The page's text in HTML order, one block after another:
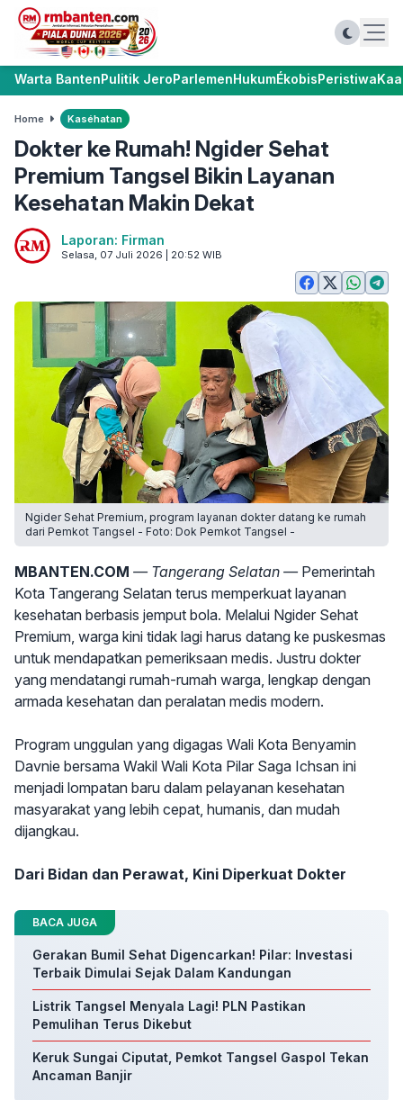
Warta BantenPulitik JeroParlemenHukumÉkobisPeristiwa
Home Kaséhatan
Dokter ke Rumah! Ngider Sehat
Premium Tangsel Bikin Layanan
Kesehatan Makin Dekat
Laporan: Firman
Selasa, 07 Juli 2026 | 20:52 WIB
Ngider Sehat Premium, program layanan dokter datang ke rumah
dari Pemkot Tangsel - Foto: Dok Pemkot Tangsel -
MBANTEN.COM — Tangerang Selatan —Pemerintah
Kota Tangerang Selatan terus memperkuat layanan
kesehatan berbasis jemput bola. Melalui Ngider Sehat
Premium, warga kini tidak lagi harus datang ke puskesmas
untuk mendapatkan pemeriksaan medis. Justru dokter
yang mendatangi rumah-rumah warga, lengkap dengan
armada kesehatan dan peralatan medis modern.
Program unggulan yang digagas Wali Kota Benyamin
Davnie bersama Wakil Wali Kota Pilar Saga Ichsan ini
menjadi lompatan baru dalam pelayanan kesehatan
masyarakat yang lebih cepat, humanis, dan mudah
dijangkau.
Dari Bidan dan Perawat, Kini Diperkuat Dokter
BACA JUGA
Gerakan Bumil Sehat Digencarkan! Pilar: Investasi
Terbaik Dimulai Sejak Dalam Kandungan
Listrik Tangsel Menyala Lagi! PLN Pastikan
Pemulihan Terus Dikebut
Keruk Sungai Ciputat, Pemkot Tangsel Gaspol Tekan
Ancaman Banjir